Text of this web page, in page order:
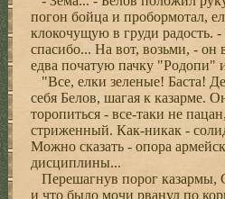
погон бойца и пробормотал,
клокочущую в груди радость.
спасибо... На вот, возьми, - он
едва початую пачку "Родопи"
"Все, елки зеленые! Баста!
себя Белов, шагая к казарме.
торопиться - все-таки не
стриженный. Как-никак -
Можно сказать - опора
дисциплины...
Перешагнув порог казармы,
и что было мочи рванул по